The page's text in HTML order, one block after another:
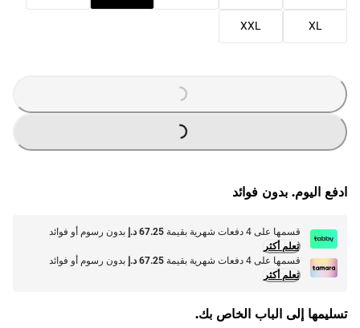
XL
XXL
L
O
A
D
I
N
G
.
.
.
G
.
ادفع اليوم. بدون فوائد
قسمها على 4 دفعات شهرية بقيمة 67.25 د.إ
بدون رسوم أو فوائد
تعلم أكثر
قسمها على 4 دفعات شهرية بقيمة
67.25 د.إ
بدون رسوم أو فوائد
تعلم أكثر
تسليمها إلى الباب الخاص بك.